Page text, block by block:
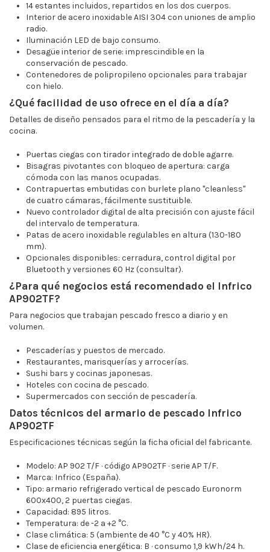
14 estantes incluidos, repartidos en los dos cuerpos.
Interior de acero inoxidable AISI 304 con uniones de amplio
radio.
Iluminación LED de bajo consumo.
Desagüe interior de serie: imprescindible en la
conservación de pescado.
Contenedores de polipropileno opcionales para trabajar
con hielo.
¿Qué facilidad de uso ofrece en el día a día?
Detalles de diseño pensados para el ritmo de la pescadería y la
cocina.
Puertas ciegas con tirador integrado de doble agarre.
Bisagras pivotantes con bloqueo de apertura: carga
cómoda con las manos ocupadas.
Contrapuertas embutidas con burlete plano "cleanless"
de cuatro cámaras, fácilmente sustituible.
Nuevo controlador digital de alta precisión con ajuste fácil
del intervalo de temperatura.
Patas de acero inoxidable regulables en altura (130-180
mm).
Opcionales disponibles: cerradura, control digital por
Bluetooth y versiones 60 Hz (consultar).
¿Para qué negocios está recomendado el Infrico
AP902TF?
Para negocios que trabajan pescado fresco a diario y en
volumen.
Pescaderías y puestos de mercado.
Restaurantes, marisquerías y arrocerías.
Sushi bars y cocinas japonesas.
Hoteles con cocina de pescado.
Supermercados con sección de pescadería.
Datos técnicos del armario de pescado Infrico
AP902TF
Especificaciones técnicas según la ficha oficial del fabricante.
Modelo: AP 902 T/F · código AP902TF · serie AP T/F.
Marca: Infrico (España).
Tipo: armario refrigerado vertical de pescado Euronorm
600x400, 2 puertas ciegas.
Capacidad: 895 litros.
Temperatura: de -2 a +2 °C.
Clase climática: 5 (ambiente de 40 °C y 40% HR).
Clase de eficiencia energética: B · consumo 1,9 kWh/24 h.